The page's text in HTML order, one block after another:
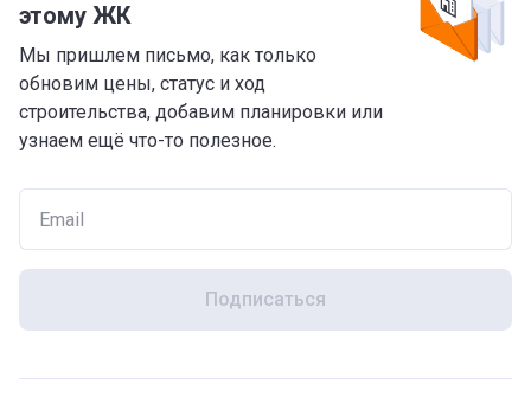
этому ЖК
Мы пришлем письмо, как только
обновим цены, статус и ход
строительства, добавим планировки или
узнаем ещё что-то полезное.
Подписаться